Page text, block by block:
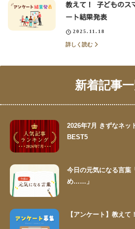
教えて！ 子どものス
ート結果発表
2025.11.18
詳しく読む
新着記事
2026年7月 きずなネッ
BEST5
今日の元気になる言葉
め……」
【アンケート】教え